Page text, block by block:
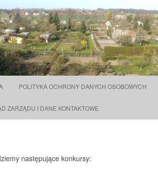
Przejdź
POLITYKA OCHRONY DANYCH OSOBOWYCH
ZARZĄDU I DANE KONTAKTOWE
następujące konkursy: